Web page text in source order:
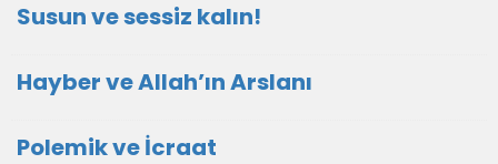
Susun ve sessiz kalın!
Hayber ve Allah’ın Arslanı
Polemik ve İcraat